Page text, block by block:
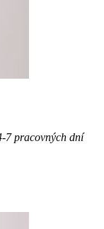
7 pracovných dní